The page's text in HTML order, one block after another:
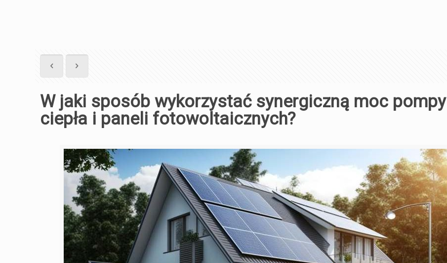
W jaki sposób wykorzystać synergiczną moc pompy
ciepła i paneli fotowoltaicznych?